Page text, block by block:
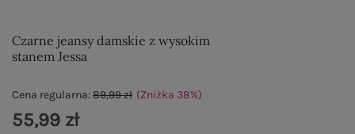
Czarne jeansy damskie z wysokim
stanem Jessa
Cena regularna:89,99 zł (Zniżka 38%)
55,99 zł